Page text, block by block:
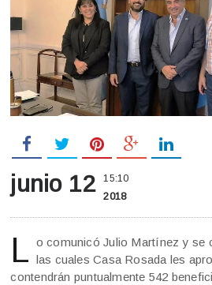
junio 12 15:10
2018
L o comunicó Julio Martínez y se
las cuales Casa Rosada les
contendrán puntualmente 542